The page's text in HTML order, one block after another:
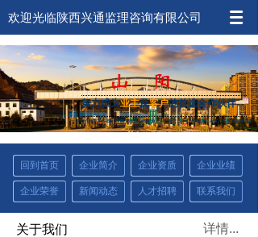
欢迎光临陕西兴通监理咨询有限公司
努力成为业主及客户的首选合作伙伴
TRYING TO BE THE PREFERRED PARTER OFOWNERS AND CUSTOMERS
回到首页 企业简介 企业资质 企业业绩
企业荣誉 新闻动态 人才招聘 联系我们
详情...
关于我们